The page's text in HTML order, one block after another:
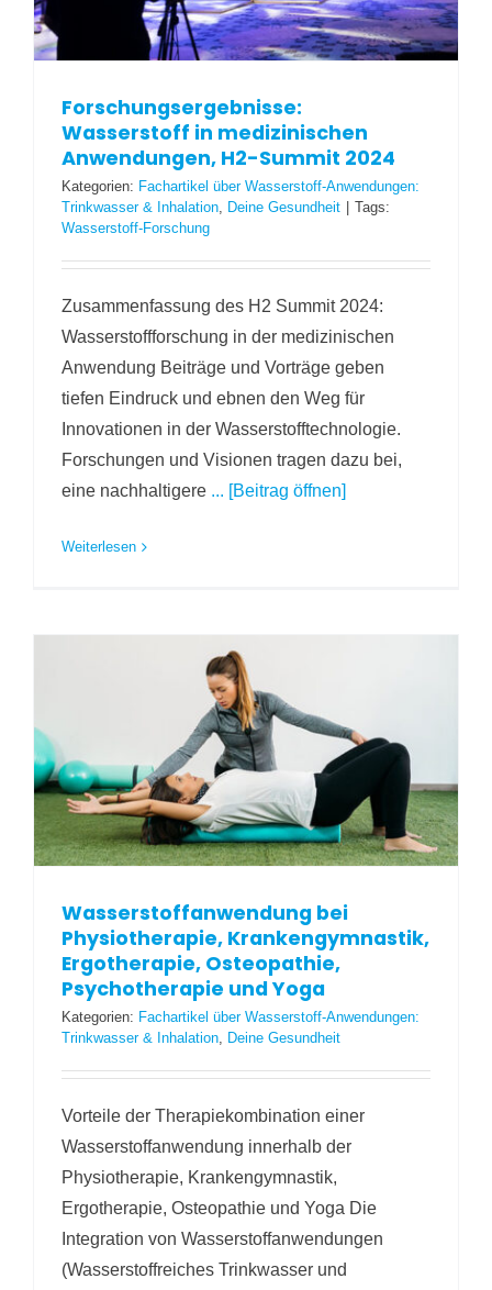
Forschungsergebnisse:
Wasserstoff in medizinischen
Anwendungen, H2-Summit 2024
Kategorien: Fachartikel über Wasserstoff-Anwendungen:
Trinkwasser & Inhalation, Deine Gesundheit
Tags:
Wasserstoff-Forschung
Zusammenfassung des H2 Summit 2024:
Wasserstoffforschung in der medizinischen
Anwendung Beiträge und Vorträge geben
tiefen Eindruck und ebnen den Weg für
Innovationen in der Wasserstofftechnologie.
Forschungen und Visionen tragen dazu bei,
eine nachhaltigere ... [Beitrag öffnen]
Weiterlesen
Wasserstoffanwendung bei
Physiotherapie, Krankengymnastik,
Ergotherapie, Osteopathie,
Psychotherapie und Yoga
Kategorien: Fachartikel über Wasserstoff-Anwendungen:
Trinkwasser & Inhalation, Deine Gesundheit
Vorteile der Therapiekombination einer
Wasserstoffanwendung innerhalb der
Physiotherapie, Krankengymnastik,
Ergotherapie, Osteopathie und Yoga Die
Integration von Wasserstoffanwendungen
(Wasserstoffreiches Trinkwasser und